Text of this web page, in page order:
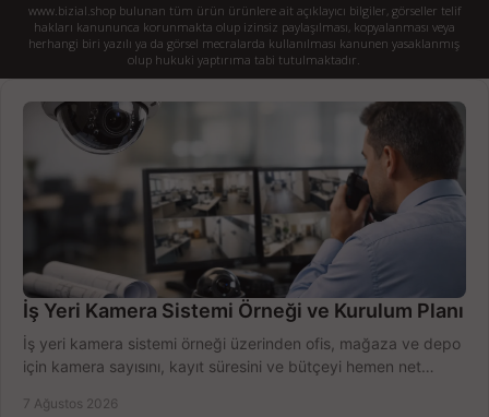
www.bizial.shop bulunan tüm ürün ürünlere ait açıklayıcı bilgiler, görseller telif
hakları kanununca korunmakta olup izinsiz paylaşılması, kopyalanması veya
herhangi biri yazılı ya da görsel mecralarda kullanılması kanunen yasaklanmış
olup hukuki yaptırıma tabi tutulmaktadır.
İş Yeri Kamera Sistemi Örneği ve Kurulum Planı
İş yeri kamera sistemi örneği üzerinden ofis, mağaza ve depo
için kamera sayısını, kayıt süresini ve bütçeyi hemen net
7 Ağustos 2026